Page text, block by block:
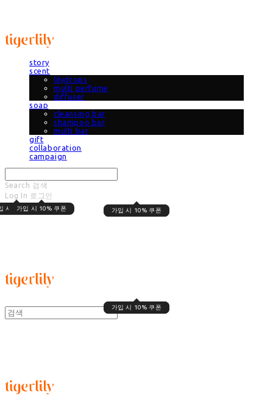
story
scent
lilydrops
multi perfume
diffuser
soap
cleansing bar
shampoo bar
multi bar
gift
collaboration
campaign
Search 검색
Log In
시 10% 쿠폰
로그인
가입 시 10% 쿠폰 가입 시 10% 쿠폰
가입 시 10% 쿠폰
Cart 장바구니
가입 시 10% 쿠폰
가입 시 10% 쿠폰